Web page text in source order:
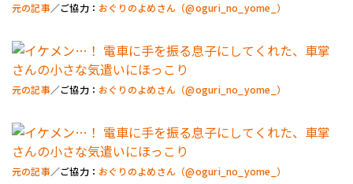
元の記事／ご協力： おぐりのよめさん（@oguri_no_yome_）
元の記事／ご協力： おぐりのよめさん（@oguri_no_yome_）
元の記事／ご協力： おぐりのよめさん（@oguri_no_yome_）